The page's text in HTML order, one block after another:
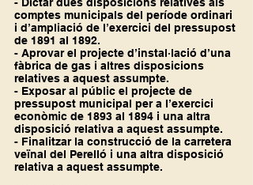
comptes municipals del període ordinari
i d’ampliació de l’exercici del pressupost
de 1891 al 1892.
- Aprovar el projecte d’instal·lació d’una
fàbrica de gas i altres disposicions
relatives a aquest assumpte.
- Exposar al públic el projecte de
pressupost municipal per a l’exercici
econòmic de 1893 al 1894 i una altra
disposició relativa a aquest assumpte.
- Finalitzar la construcció de la carretera
veïnal del Perelló i una altra disposició
relativa a aquest assumpte.